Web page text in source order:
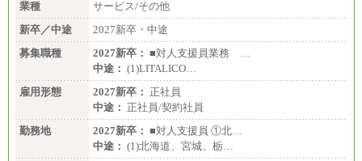
業種
サービス/その他
新卒／中途
2027新卒・中途
募集職種
2027新卒： ■対人支援員業務 …
中途： (1)LITALICO…
雇用形態
2027新卒： 正社員
中途： 正社員/契約社員
勤務地
2027新卒： ■対人支援員 ①北…
中途： (1)北海道、宮城、栃…